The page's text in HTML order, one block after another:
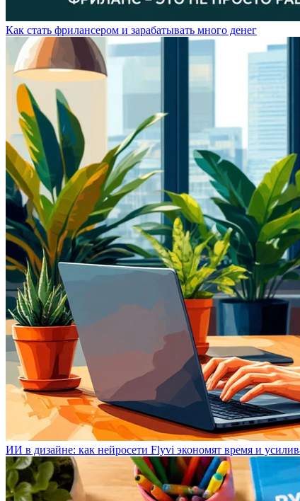
Как стать фрилансером и зарабатывать много денег
ИИ в дизайне: как нейросети Flyvi экономят время и